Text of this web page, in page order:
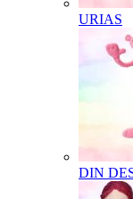
URIAS
DIN